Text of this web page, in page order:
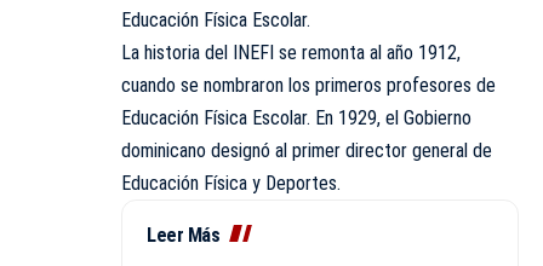
Educación Física Escolar.
La historia del INEFI se remonta al año 1912,
cuando se nombraron los primeros profesores de
Educación Física Escolar. En 1929, el Gobierno
dominicano designó al primer director general de
Educación Física y Deportes.
Leer Más